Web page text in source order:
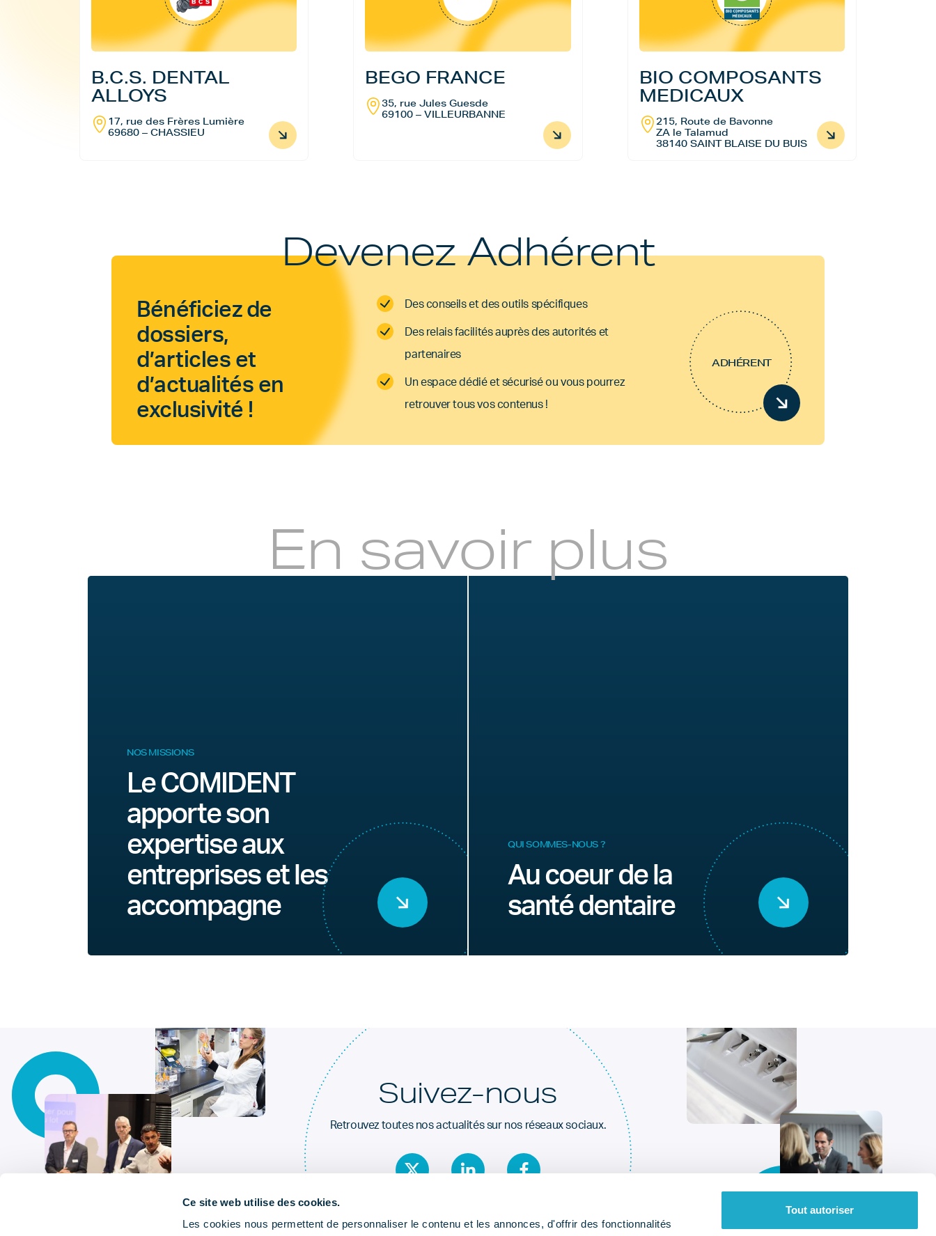
Ce site web utilise des cookies.
Les cookies nous permettent de personnaliser le contenu et les annonces, d'offrir des fonctionnalités
Tout autoriser
B.C.S. DENTAL
ALLOYS
17, rue des Frères Lumière
69680 – CHASSIEU
BEGO FRANCE
35, rue Jules Guesde
69100 – VILLEURBANNE
BIO COMPOSANTS
MEDICAUX
215, Route de Bavonne
ZA le Talamud
38140 SAINT BLAISE DU BUIS
Devenez Adhérent
Bénéficiez de
dossiers,
d’articles et
d’actualités en
exclusivité !
Des conseils et des outils spécifiques
Des relais facilités auprès des autorités et
partenaires
Un espace dédié et sécurisé ou vous pourrez
retrouver tous vos contenus !
ADHÉRENT
En savoir plus
NOS MISSIONS
Le COMIDENT
apporte son
expertise aux
entreprises et les
accompagne
QUI SOMMES-NOUS ?
Au coeur de la
santé dentaire
Suivez-nous
Retrouvez toutes nos actualités sur nos réseaux sociaux.